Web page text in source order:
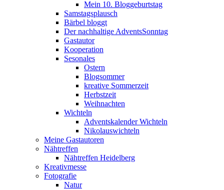
Mein 10. Bloggeburtstag
Samstagsplausch
Bärbel bloggt
Der nachhaltige AdventsSonntag
Gastautor
Kooperation
Sesonales
Ostern
Blogsommer
kreative Sommerzeit
Herbstzeit
Weihnachten
Wichteln
Adventskalender Wichteln
Nikolauswichteln
Meine Gastautoren
Nähtreffen
Nähtreffen Heidelberg
Kreativmesse
Fotografie
Natur